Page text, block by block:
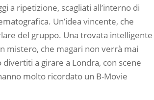
a ripetizione, scagliati all’interno di
Un’idea vincente, che
del gruppo. Una trovata intelligente
mistero, che magari non verrà mai
divertiti a girare a Londra, con scene
molto ricordato un B-Movie